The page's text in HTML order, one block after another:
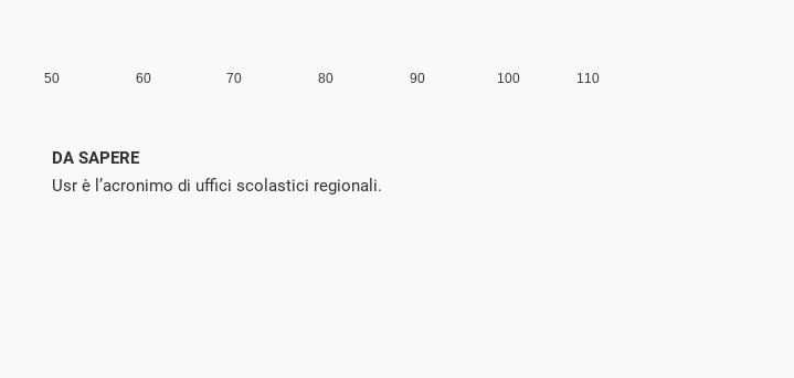
DA SAPERE
Usr è l’acronimo di uffici scolastici regionali.